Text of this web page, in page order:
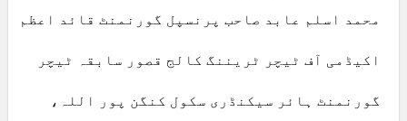
محمد اسلم عابد صاحب پرنسپل گورنمنٹ قائد اعظم
اکیڈمی آف ٹیچر ٹریننگ کالج قصور سابقہ ٹیچر
گورنمنٹ ہائر سیکنڈری سکول کنگن پور اللہ،